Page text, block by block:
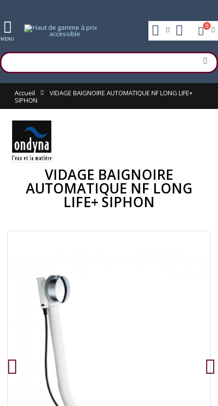
MENU
0
Accueil
VIDAGE BAIGNOIRE AUTOMATIQUE NF LONG LIFE+
SIPHON
VIDAGE BAIGNOIRE
AUTOMATIQUE NF LONG
LIFE+ SIPHON